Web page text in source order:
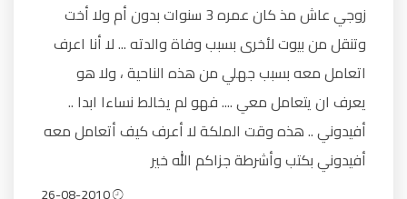
زوجي عاش مذ كان عمره 3 سنوات بدون أم ولا أخت
وتنقل من بيوت لأخرى بسبب وفاة والدته ... لا أنا اعرف
اتعامل معه بسبب جهلي من هذه الناحية ، ولا هو
يعرف ان يتعامل معي .... فهو لم يخالط نساءا ابدا ..
أفيدوني .. هذه وقت الملكة لا أعرف كيف أتعامل معه
أفيدوني بكتب وأشرطة جزاكم الله خير